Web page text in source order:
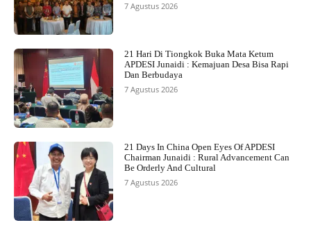
7 Agustus 2026
21 Hari Di Tiongkok Buka Mata Ketum
APDESI Junaidi : Kemajuan Desa Bisa Rapi
Dan Berbudaya
7 Agustus 2026
21 Days In China Open Eyes Of APDESI
Chairman Junaidi : Rural Advancement Can
Be Orderly And Cultural
7 Agustus 2026